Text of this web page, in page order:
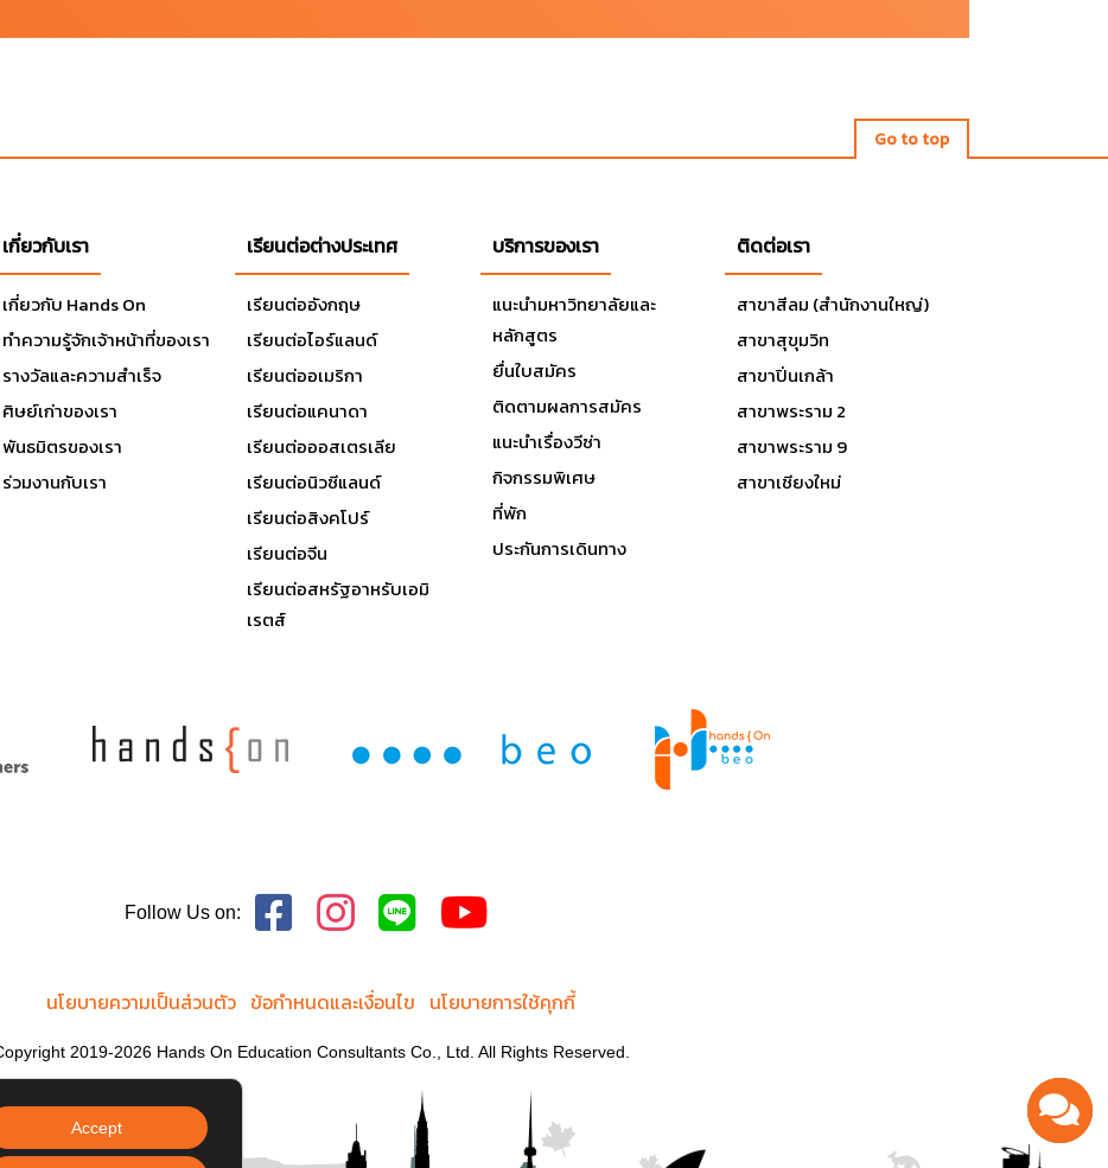
Go to top
เกี่ยวกับเรา
เกี่ยวกับ Hands On
ทำความรู้จักเจ้าหน้าที่ของเรา
รางวัลและความสำเร็จ
ศิษย์เก่าของเรา
พันธมิตรของเรา
ร่วมงานกับเรา
เรียนต่อต่างประเทศ
เรียนต่ออังกฤษ
เรียนต่อไอร์แลนด์
เรียนต่ออเมริกา
เรียนต่อแคนาดา
เรียนต่อออสเตรเลีย
เรียนต่อนิวซีแลนด์
เรียนต่อสิงคโปร์
เรียนต่อจีน
เรียนต่อสหรัฐอาหรับเอมิ
เรตส์
บริการของเรา
แนะนำมหาวิทยาลัยและ
หลักสูตร
ยื่นใบสมัคร
ติดตามผลการสมัคร
แนะนำเรื่องวีซ่า
กิจกรรมพิเศษ
ที่พัก
ประกันการเดินทาง
ติดต่อเรา
สาขาสีลม (สำนักงานใหญ่)
สาขาสุขุมวิท
สาขาปิ่นเกล้า
สาขาพระราม 2
สาขาพระราม 9
สาขาเชียงใหม่
Follow Us on:
นโยบายความเป็นส่วนตัว ข้อกำหนดและเงื่อนไข นโยบายการใช้คุกกี้
2019-2026 Hands On Education Consultants Co., Ltd. All Rights Reserved.
Accept